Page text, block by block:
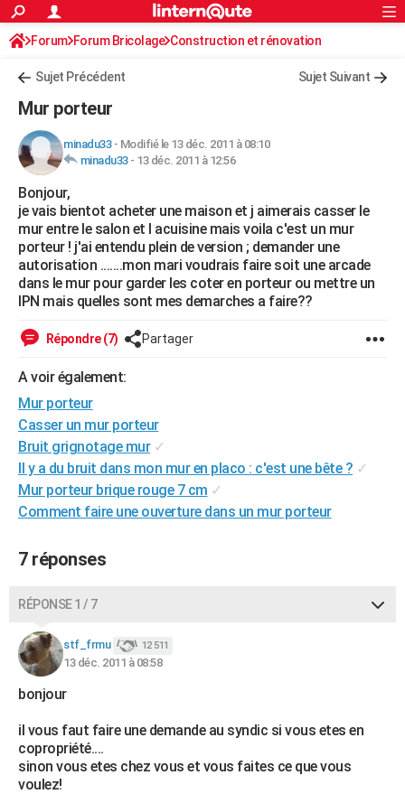
ACTUALITÉS
Politique
Société
Faits Divers
Education
Monde
Villes
+
FINANCE
Retraite
Impôts
Epargne
Immobilier
Risques naturels par ville
Banque
Assurance
Crédit
AUTO
Essais
Réserver un essai
Citadines
Berlines
SUV
Forum auto
+HIGH-TECH
Mobiles
Meilleur smartphone
Internet
Ordinateurs
Jeux vidéo
Guide high-tech
+BRICOLAGE
Forum
Aménagement intérieur
Extérieur
Cuisine
Salle de bains
Jardinage
Rangement
WEEK-END
Guides de France
Week-end nature
Art de vivre
Bien-être
Loisirs
Mode
Modes de vie
Alimentation
Guide de la santé
Maladies
Médicaments
Sommeil
Destinations
City break
Voyage nature
Voyage de noces
Forum
Climat
+PHOTO
GUIDES D'ACHAT
BONS PLANS
Carte de Noël
Carte Bonne année
Carte Saint-Valentin
Carte Pâques
Carte d'anniversaire
DICTIONNAIRE
Dictionnaire
Biographies
Citations
Expressions
Proverbes
PROGRAMME TV
COPAINS D'AVANT
S'inscrire
Se connecter
Lycées
Collèges
Primaires
Universités
Entreprises
Service militaire
Avis de recherche
Bricolage
Lifestyle
Culture
Sport
Auto
Television
Voyage
Cinema
Rechercher
S'inscrire
Connexion
Forum Forum Bricolage Construction et rénovation
Sujet Précédent Sujet Suivant
Mur porteur
minadu33- Modifié le 13 déc. 2011 à 08:10
minadu33- 13 déc. 2011 à 12:56
Bonjour,
je vais bientot acheter une maison et j aimerais casser le
mur entre le salon et l acuisine mais voila c'est un mur
porteur ! j'ai entendu plein de version ; demander une
autorisation .......mon mari voudrais faire soit une arcade
dans le mur pour garder les coter en porteur ou mettre un
IPN mais quelles sont mes demarches a faire??
Répondre (7) Partager
A voir également:
Mur porteur
Casser un mur porteur
Bruit grignotage mur ✓
Il y a du bruit dans mon mur en placo : c'est une bête ? ✓
Mur porteur brique rouge 7 cm ✓
Comment faire une ouverture dans un mur porteur
7 réponses
RÉPONSE 1 / 7
stf_frmu 12 511
13 déc. 2011 à 08:58
bonjour
il vous faut faire une demande au syndic si vous etes en
copropriété....
sinon vous etes chez vous et vous faites ce que vous
voulez!